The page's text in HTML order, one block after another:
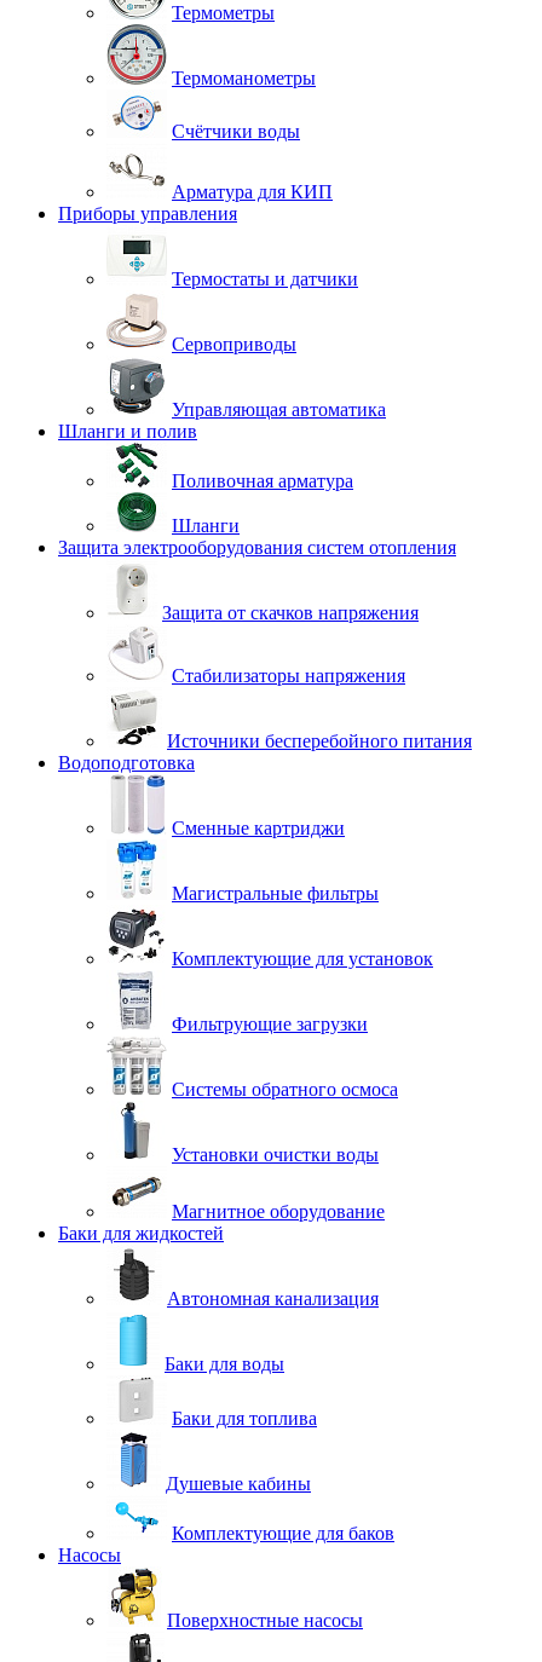
Термометры
Термоманометры
Счётчики воды
Арматура для КИП
Приборы управления
Термостаты и датчики
Сервоприводы
Управляющая автоматика
Шланги и полив
Поливочная арматура
Шланги
Защита электрооборудования систем отопления
Защита от скачков напряжения
Стабилизаторы напряжения
Источники бесперебойного питания
Водоподготовка
Сменные картриджи
Магистральные фильтры
Комплектующие для установок
Фильтрующие загрузки
Системы обратного осмоса
Установки очистки воды
Магнитное оборудование
Баки для жидкостей
Автономная канализация
Баки для воды
Баки для топлива
Душевые кабины
Комплектующие для баков
Насосы
Поверхностные насосы